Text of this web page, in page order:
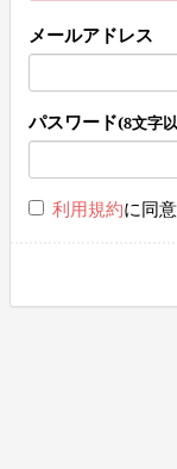
メールアドレス
パスワード(8文字
利用規約に同